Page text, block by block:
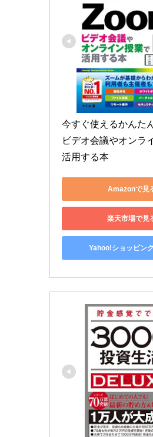
今すぐ使えるかんた
ビデオ会議やオンラ
活用する本
Amazonで見
楽天市場で見
Yahoo!ショッピン